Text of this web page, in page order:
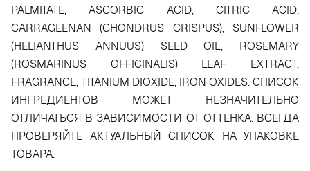
PALMITATE, ASCORBIC ACID, CITRIC ACID,
CARRAGEENAN (CHONDRUS CRISPUS), SUNFLOWER
(HELIANTHUS ANNUUS) SEED OIL, ROSEMARY
(ROSMARINUS OFFICINALIS) LEAF EXTRACT,
FRAGRANCE, TITANIUM DIOXIDE, IRON OXIDES. СПИСОК
ИНГРЕДИЕНТОВ МОЖЕТ НЕЗНАЧИТЕЛЬНО
ОТЛИЧАТЬСЯ В ЗАВИСИМОСТИ ОТ ОТТЕНКА. ВСЕГДА
ПРОВЕРЯЙТЕ АКТУАЛЬНЫЙ СПИСОК НА УПАКОВКЕ
ТОВАРА.